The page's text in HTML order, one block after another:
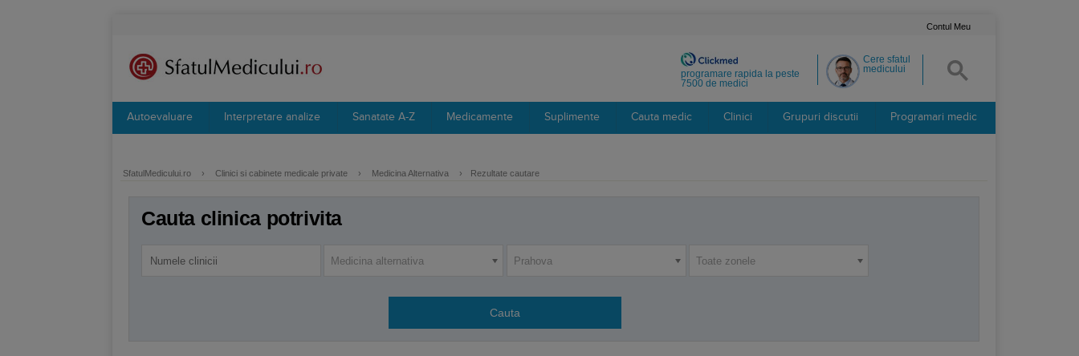
Contul Meu
Cere sfatul
medicului
programare rapida la peste
7500 de medici
Autoevaluare Interpretare analize Sanatate A-Z Medicamente Suplimente Cauta medic Clinici Grupuri discutii Programari medic
SfatulMedicului.ro › Clinici si cabinete medicale private › Medicina Alternativa › Rezultate cautare
Cauta clinica potrivita
Medicina alternativa Prahova Toate zonele